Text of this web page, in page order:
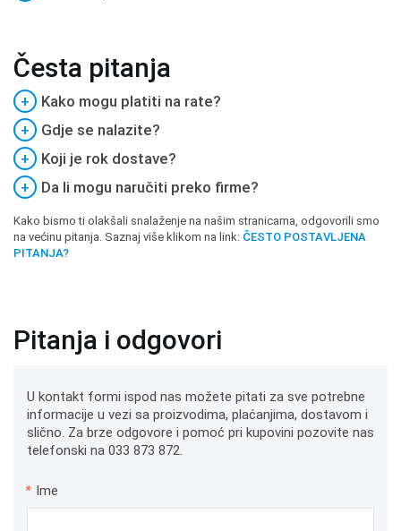
Česta pitanja
+
Kako mogu platiti na rate?
+
Gdje se nalazite?
+
Koji je rok dostave?
+
Da li mogu naručiti preko firme?
Kako bismo ti olakšali snalaženje na našim stranicama, odgovorili smo
na većinu pitanja. Saznaj više klikom na link: ČESTO POSTAVLJENA
PITANJA?
Pitanja i odgovori
U kontakt formi ispod nas možete pitati za sve potrebne
informacije u vezi sa proizvodima, plaćanjima, dostavom i
slično. Za brze odgovore i pomoć pri kupovini pozovite nas
telefonski na 033 873 872.
* Ime